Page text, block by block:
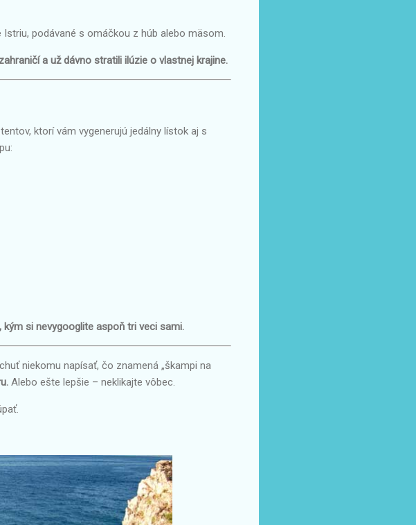
podávané s omáčkou z húb alebo mäsom.
a už dávno stratili ilúzie o vlastnej krajine.
ktorí vám vygenerujú jedálny lístok aj s
si nevygooglite aspoň tri veci sami.
niekomu napísať, čo znamená „škampi na
Alebo ešte lepšie – neklikajte vôbec.